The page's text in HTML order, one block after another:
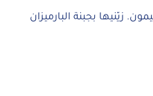
زيّنيها بجبنة البارميزان